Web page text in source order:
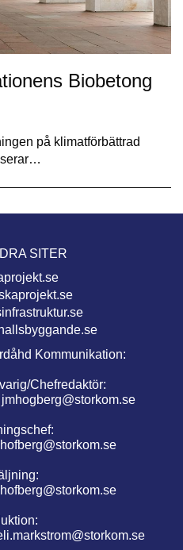
Biobetong
på klimatförbättrad
SITER
Kommunikation:
Chefredaktör:
jmhogberg@storkom.se